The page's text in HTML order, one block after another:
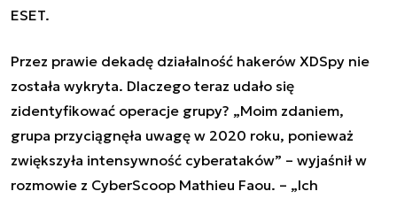
ESET.
Przez prawie dekadę działalność hakerów XDSpy nie
została wykryta. Dlaczego teraz udało się
zidentyfikować operacje grupy? „Moim zdaniem,
grupa przyciągnęła uwagę w 2020 roku, ponieważ
zwiększyła intensywność cyberataków” – wyjaśnił w
rozmowie z CyberScoop Mathieu Faou. – „Ich